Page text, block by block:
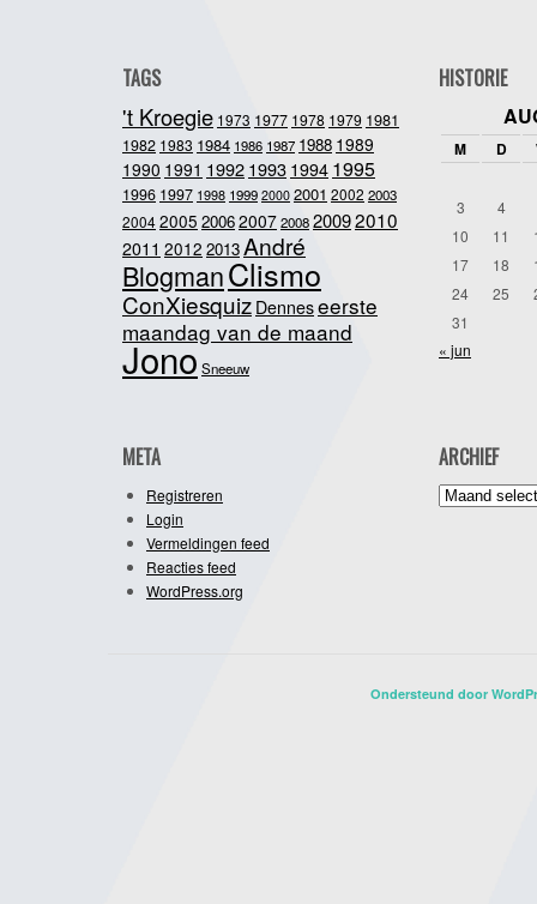
TAGS
't Kroegie 1973 1977 1978 1979 1981
1982 1983 1984 1986 1987 1988 1989
1990 1991 19921993 1994 1995
1996 1997 1998 1999 2000 2001 2002 2003
20042005 20062007200820092010
2011 2012 2013André
BlogmanClismo
ConXiesquiz Denneseerste
maandag van de maand
JonoSneeuw
HISTORIE
M D
3
4
10
11
17
18
24
25
31
« jun
META
Registreren
Login
Vermeldingen feed
Reacties feed
WordPress.org
ARCHIEF
Archief
Ondersteund door